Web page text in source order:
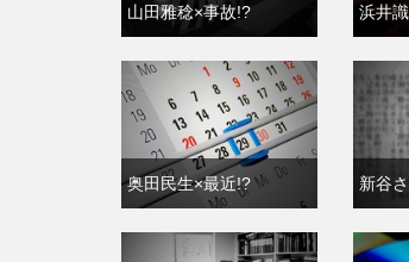
山田雅稔×事故!? 浜井
奥田民生×最近!? 新谷